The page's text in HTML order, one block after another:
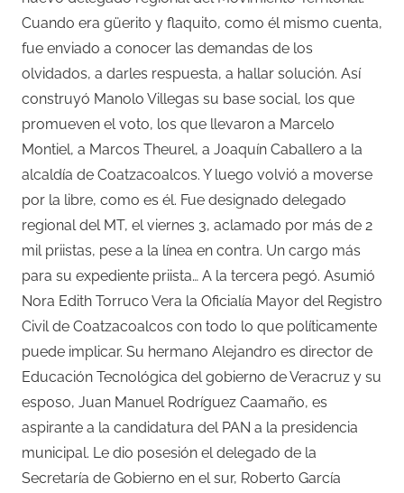
Cuando era güerito y flaquito, como él mismo cuenta,
fue enviado a conocer las demandas de los
olvidados, a darles respuesta, a hallar solución. Así
construyó Manolo Villegas su base social, los que
promueven el voto, los que llevaron a Marcelo
Montiel, a Marcos Theurel, a Joaquín Caballero a la
alcaldía de Coatzacoalcos. Y luego volvió a moverse
por la libre, como es él. Fue designado delegado
regional del MT, el viernes 3, aclamado por más de 2
mil priistas, pese a la línea en contra. Un cargo más
para su expediente priista… A la tercera pegó. Asumió
Nora Edith Torruco Vera la Oficialía Mayor del Registro
Civil de Coatzacoalcos con todo lo que políticamente
puede implicar. Su hermano Alejandro es director de
Educación Tecnológica del gobierno de Veracruz y su
esposo, Juan Manuel Rodríguez Caamaño, es
aspirante a la candidatura del PAN a la presidencia
municipal. Le dio posesión el delegado de la
Secretaría de Gobierno en el sur, Roberto García